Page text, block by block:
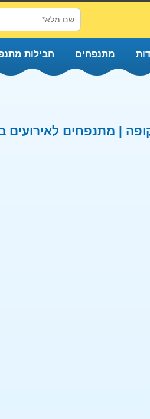
מתנפחים חבילות
| מתנפחים לאירועים